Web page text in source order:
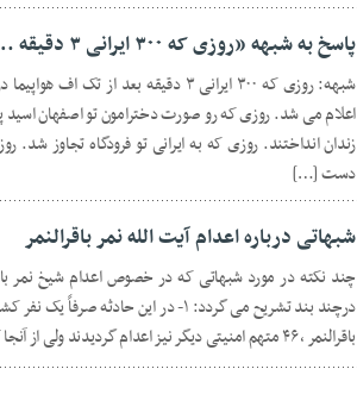
پاسخ به شبهه «روزی که ۳۰۰ ایرانی ۳ دقیقه …»
شبهه: روزی که ۳۰۰ ایرانی ۳ دقیقه بعد
اعلام می شد. روزی که رو صورت دخترامون تو اصفهان
زندان انداختند. روزی که به ایرانی تو فرودگاه تجاوز
دست […]
شبهاتی درباره اعدام آیت الله نمر باقرالنمر
چند نکته در مورد شبهاتی که در خصوص اعدام شیخ نمر
درچند بند تشریح می گردد: ۱- در این
باقرالنمر ، ۴۶ متهم امنیتی دیگر نیز اعدام گردیدند ولی از آنجا که این عالم […]